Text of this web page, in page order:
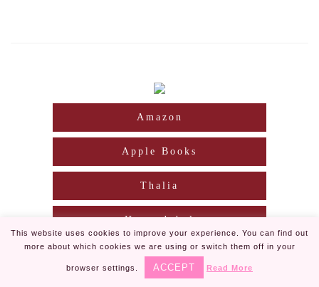
Amazon
Apple Books
Thalia
Hugendubel
ebook.de
This website uses cookies to improve your experience. You can find out
more about which cookies we are using or switch them off in your
browser settings. ACCEPT Read More